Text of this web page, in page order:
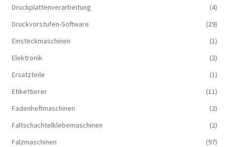
Druckplattenverarbeitung
(4)
Druckvorstufen-Software
(29)
Einsteckmaschinen
(1)
Elektronik
(2)
Ersatzteile
(1)
Etikettierer
(11)
Fadenheftmaschinen
(2)
Faltschachtelklebemaschinen
(2)
Falzmaschinen
(97)